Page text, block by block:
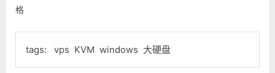
格
tags: vps KVM windows 大硬盘